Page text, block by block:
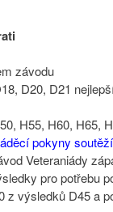
závodu
D20, D21
H55, H60, H65,
pokyny
Veteraniády
pro potřebu
z výsledků D45 a